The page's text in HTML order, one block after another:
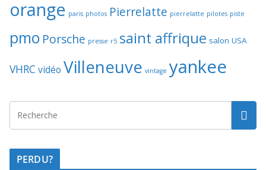
orange paris photos Pierrelatte pierrelatte pilotes piste
pmo Porsche presse r5 saint affrique salon USA
VHRC vidéo Villeneuve vintage yankee
PERDU?